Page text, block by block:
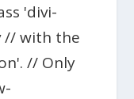
'divi-
// with the
// Only